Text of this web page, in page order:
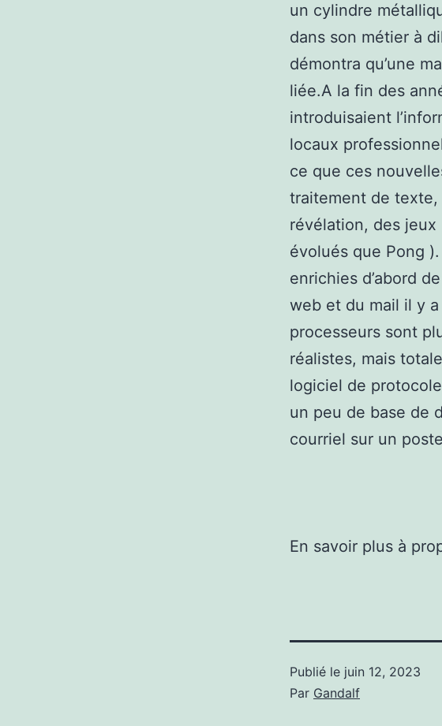
un cylindre
dans son métier à
démontra qu’une
liée.A la fin des
introduisaient
locaux
ce que ces
traitement de
révélation, des jeux
évolués que Pong
enrichies d’abord
web et du mail il y
processeurs sont
réalistes, mais
logiciel de
un peu de base de
courriel sur un
En savoir plus à
Publié le juin 12, 2023
Par Gandalf